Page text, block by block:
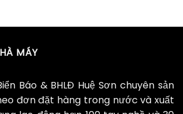
MÁY
Báo & BHLĐ Huệ Sơn chuyên sản
đơn đặt hàng trong nước và xuất